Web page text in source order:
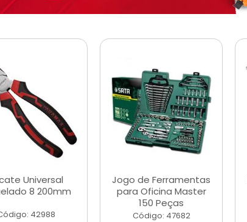
Universal
8 200mm
42988
Jogo de Ferramentas
para Oficina Master
150 Peças
Código: 47682